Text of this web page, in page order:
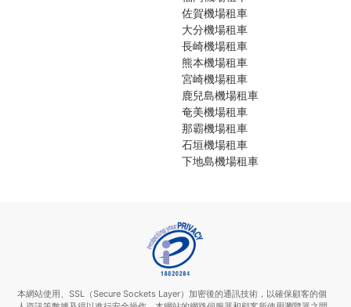
佐賀機場租車
大分機場租車
長崎機場租車
熊本機場租車
宮崎機場租車
鹿兒島機場租車
奄美機場租車
那霸機場租車
石垣機場租車
下地島機場租車
本網站使用、SSL（Secure Sockets Layer）加密後的通訊技術，以確保顧客的個